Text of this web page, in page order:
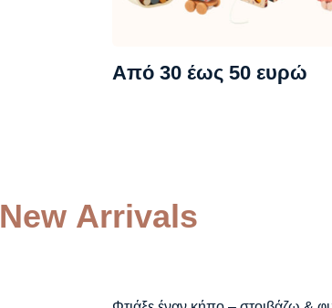
Από 30 έως 50 ευρώ
Νew Αrrivals